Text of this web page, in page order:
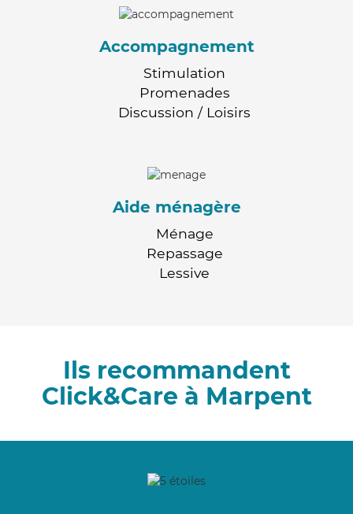
Accompagnement
Stimulation
Promenades
Discussion / Loisirs
Aide ménagère
Ménage
Repassage
Lessive
Ils recommandent
Click&Care à Marpent